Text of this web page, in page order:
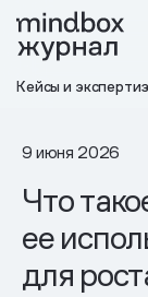
Кейсы и
9 июня 2026
Что
ее
для